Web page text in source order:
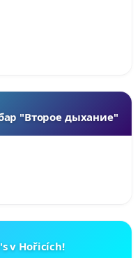
"Второе дыхание"
v Hořicích!